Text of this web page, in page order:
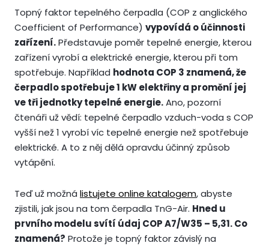
Topný faktor tepelného čerpadla (COP z anglického
Coefficient of Performance) vypovídá o účinnosti
zařízení.Představuje poměr tepelné energie, kterou
zařízení vyrobí a elektrické energie, kterou při tom
spotřebuje. Například hodnota COP 3 znamená, že
čerpadlo spotřebuje 1 kW elektřiny a promění jej
ve tři jednotky tepelné energie.Ano, pozorní
čtenáři už vědí: tepelné čerpadlo vzduch-voda s COP
vyšší než 1 vyrobí víc tepelné energie než spotřebuje
elektrické. A to z něj dělá opravdu účinný způsob
vytápění.
Teď už možná listujete online katalogem, abyste
zjistili, jak jsou na tom čerpadla TnG-Air. Hned u
prvního modelu svítí údaj COP A7/W35 – 5,31. Co
znamená? Protože je topný faktor závislý na